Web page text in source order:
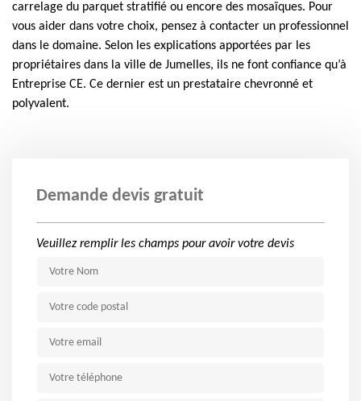
carrelage du parquet stratifié ou encore des mosaïques. Pour
vous aider dans votre choix, pensez à contacter un professionnel
dans le domaine. Selon les explications apportées par les
propriétaires dans la ville de Jumelles, ils ne font confiance qu’à
Entreprise CE. Ce dernier est un prestataire chevronné et
polyvalent.
Demande devis gratuit
Veuillez remplir les champs pour avoir votre devis